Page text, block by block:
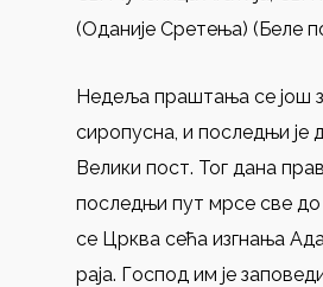
(Оданије Сретења) (Беле
Недеља праштања се још
сиропусна, и последњи је
Велики пост. Тог дана
последњи пут мрсе све
се Црква сећа изгнања
раја. Господ им је